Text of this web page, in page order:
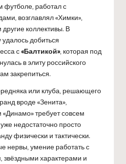
футболе, работал с
возглавлял «Химки»,
коллективы. В
добиться
с«Балтикой», которая под
в элиту российского
закрепиться.
или клуба, решающего
вроде «Зенита»,
требует совсем
недостаточно просто
физически и тактически.
нервы, умение работать с
характерами и